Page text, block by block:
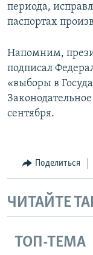
периода,
паспортах
Напомним,
подписал
«выборы в
сентября.
Поделиться
ЧИТАЙТЕ
ТОП-ТЕМА